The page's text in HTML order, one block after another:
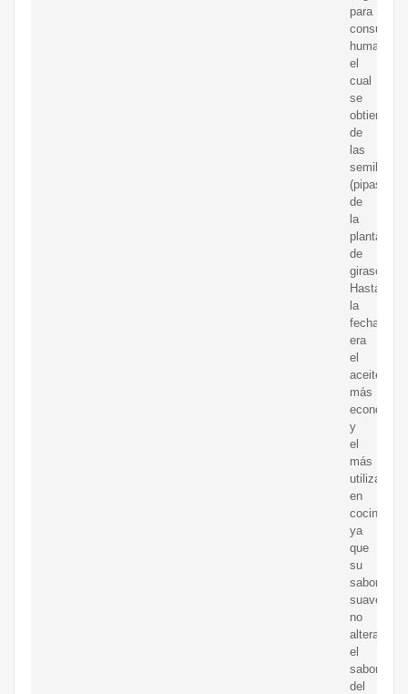
para
consumo
humano,
el
cual
se
obtiene
de
las
semillas
(pipas)
de
la
planta
de
girasol.
Hasta
la
fecha
era
el
aceite
más
económico
y
el
más
utilizado
en
cocina,
ya
que
su
sabor
suave
no
altera
el
sabor
del